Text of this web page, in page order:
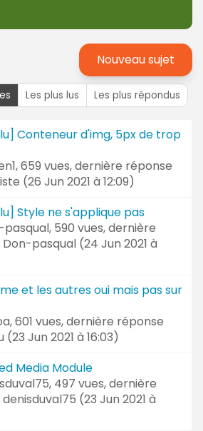
Nouveau sujet
Les plus lus Les plus répondus
Conteneur d'img, 5px de trop
, 659 vues, dernière réponse
(26 Jun 2021 à 12:09)
Style ne s'applique pas
pasqual, 590 vues, dernière
Don-pasqual (24 Jun 2021 à
et les autres oui mais pas sur
, 601 vues, dernière réponse
(23 Jun 2021 à 16:03)
Media Module
, 497 vues, dernière
denisduval75 (23 Jun 2021 à